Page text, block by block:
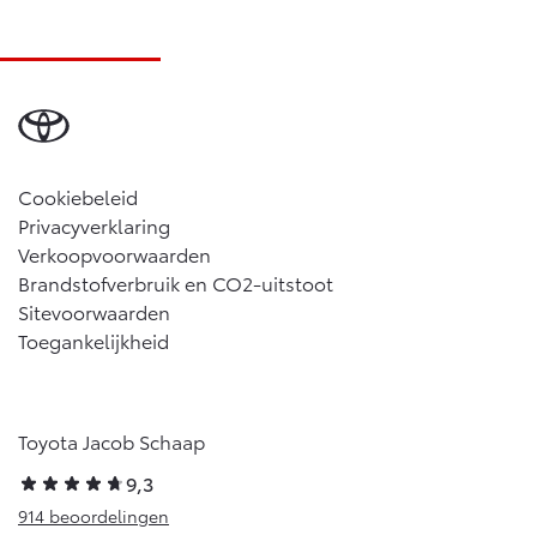
Cookiebeleid
Privacyverklaring
Verkoopvoorwaarden
Brandstofverbruik en CO2-uitstoot
Sitevoorwaarden
Toegankelijkheid
Toyota Jacob Schaap
9,3
914 beoordelingen